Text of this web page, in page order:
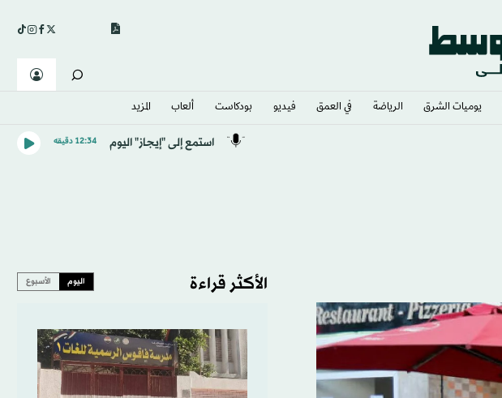
يوميات الشرق​ الرياضة في العمق فيديو بودكاست ألعاب المزيد
استمع إلى "إيجاز" اليوم 12:34 دقيقه
الأكثر قراءة اليوم الأسبوع